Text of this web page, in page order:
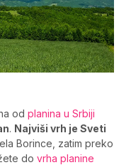
od planina u Srbiji
. Najviši vrh je Sveti
Borince, zatim preko
do vrha planine